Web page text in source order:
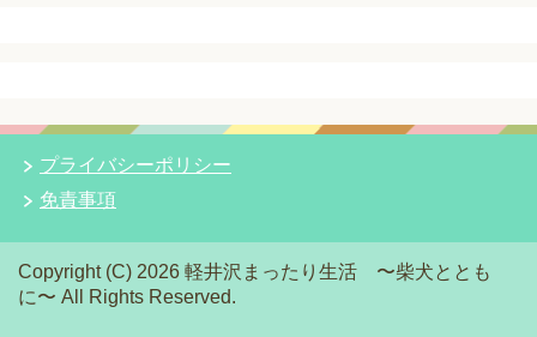
プライバシーポリシー
免責事項
Copyright (C) 2026 軽井沢まったり生活 〜柴犬ととも
に〜 All Rights Reserved.